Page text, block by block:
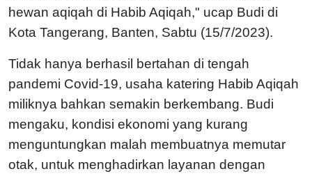
hewan aqiqah di Habib Aqiqah," ucap Budi di
Kota Tangerang, Banten, Sabtu (15/7/2023).
Tidak hanya berhasil bertahan di tengah
pandemi Covid-19, usaha katering Habib Aqiqah
miliknya bahkan semakin berkembang. Budi
mengaku, kondisi ekonomi yang kurang
menguntungkan malah membuatnya memutar
otak, untuk menghadirkan layanan dengan